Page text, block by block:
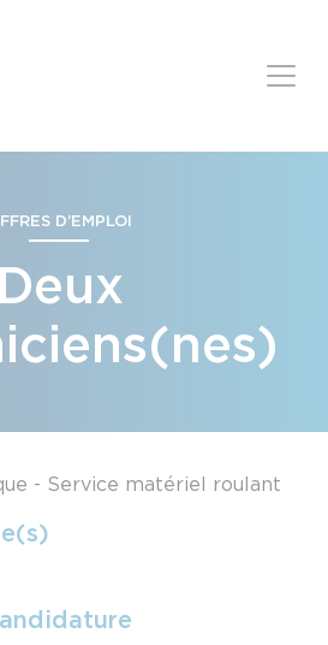
D’EMPLOI
Deux
- Service matériel roulant
cookies